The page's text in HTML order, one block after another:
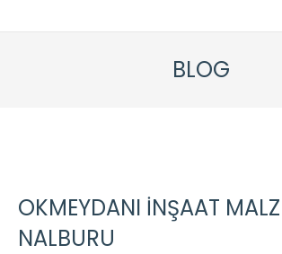
BLOG
OKMEYDANI İNŞAAT
NALBURU